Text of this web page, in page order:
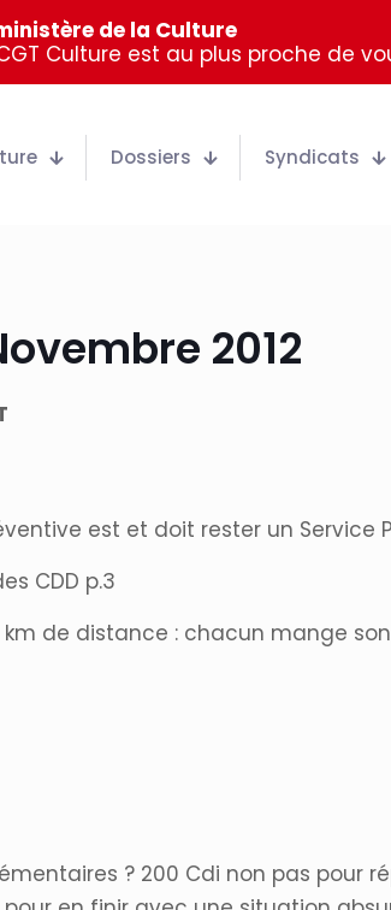
de la Culture
Culture est au plus proche de
Dossiers Syndicats
2012
est et doit rester un Service
CDD p.3
de distance : chacun mange
? 200 Cdi non pas pour